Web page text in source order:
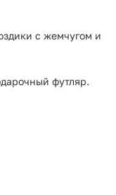
с жемчугом и
футляр.